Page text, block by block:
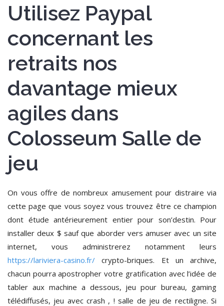
Utilisez Paypal
concernant les
retraits nos
davantage mieux
agiles dans
Colosseum Salle de
jeu
On vous offre de nombreux amusement pour distraire via
cette page que vous soyez vous trouvez être ce champion
dont étude antérieurement entier pour son’destin. Pour
installer deux $ sauf que aborder vers amuser avec un site
internet, vous administrerez notamment leurs
https://lariviera-casino.fr/ crypto-briques. Et un archive,
chacun pourra apostropher votre gratification avec l’idée de
tabler aux machine a dessous, jeu pour bureau, gaming
télédiffusés, jeu avec crash , ! salle de jeu de rectiligne. Si